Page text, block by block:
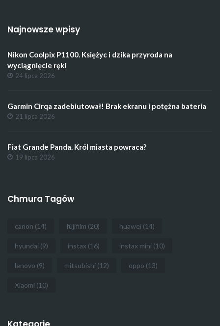
Najnowsze wpisy
Nikon Coolpix P1100. Księżyc i dzika przyroda na
wyciągnięcie ręki
24 lipca 2026
Garmin Cirqa zadebiutował! Brak ekranu i potężna bateria
21 lipca 2026
Fiat Grande Panda. Król miasta powraca?
19 lipca 2026
Chmura Tagów
canon (14) fujifilm (20) huawei (14)
hyundai (9) instax (16) instax mini (10)
lenovo (9) mitsubishi (12) oppo (13)
Xiaomi (10)